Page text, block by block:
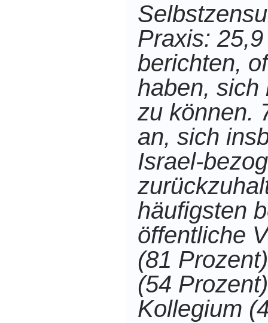
Praxis:
berichten,
haben, sich
zu können.
an, sich
Israel-
häufigsten
öffentliche
(81
(54
Kollegium